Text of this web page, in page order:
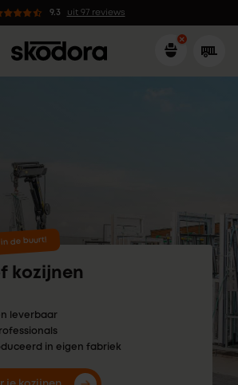
9.3 uit 97 reviews
de buurt!
kozijnen
leverbaar
in eigen fabriek